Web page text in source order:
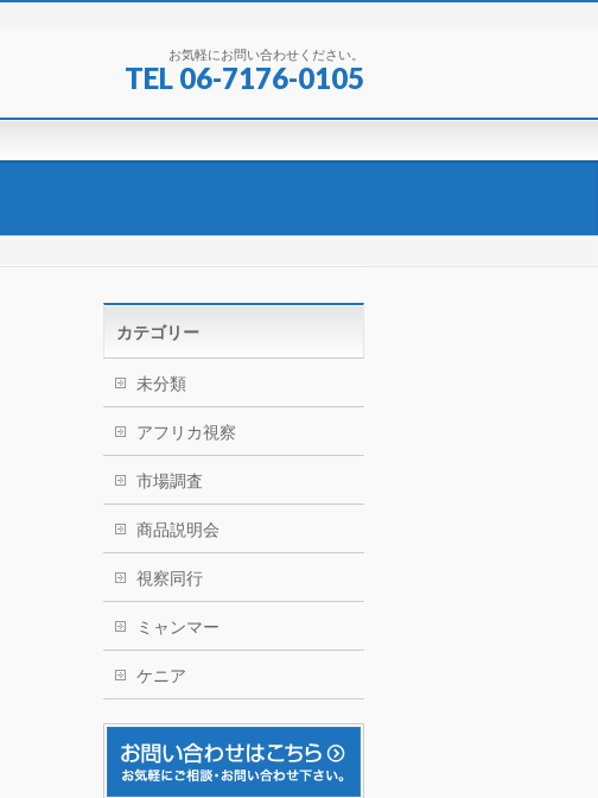
お気軽にお問い合わせください。
TEL 06-7176-0105
カテゴリー
未分類
アフリカ視察
市場調査
商品説明会
視察同行
ミャンマー
ケニア